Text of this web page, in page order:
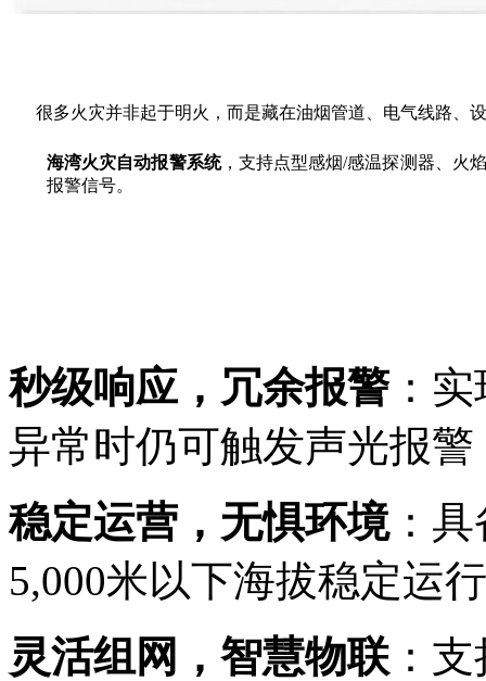
很多火灾并非起于明火，而是藏在油烟管道、电气线路、
海湾火灾自动报警系统，支持点型感烟/感温探测器、 火
报警信号。
秒级响应，冗余报警：实
异常时仍可触发声光报警
稳定运营，无惧环境：具
5,000米以下海拔稳定运
灵活组网，智慧物联 ：